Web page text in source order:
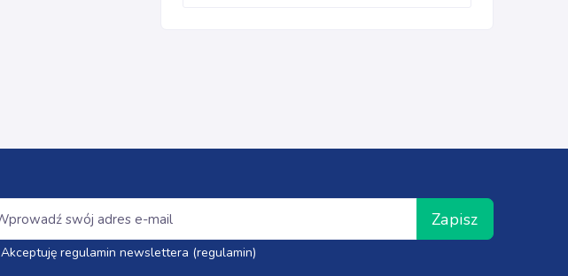
Zapisz
Akceptuję regulamin newslettera (regulamin)